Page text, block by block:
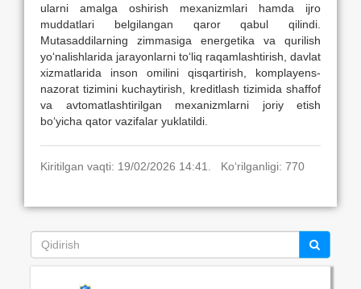
ularni amalga oshirish mexanizmlari hamda ijro
muddatlari belgilangan qaror qabul qilindi.
Mutasaddilarning zimmasiga energetika va qurilish
yo‘nalishlarida jarayonlarni to‘liq raqamlashtirish, davlat
xizmatlarida inson omilini qisqartirish, komplayens-
nazorat tizimini kuchaytirish, kreditlash tizimida shaffof
va avtomatlashtirilgan mexanizmlarni joriy etish
bo‘yicha qator vazifalar yuklatildi.
Kiritilgan vaqti: 19/02/2026 14:41. Ko‘rilganligi: 770